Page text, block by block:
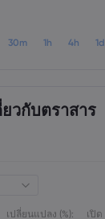
30m 1h 4h 1d
วกับตราสาร
เปลี่ยนแปลง (%): เปิด